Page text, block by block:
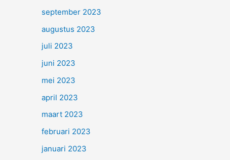
september 2023
augustus 2023
juli 2023
juni 2023
mei 2023
april 2023
maart 2023
februari 2023
januari 2023